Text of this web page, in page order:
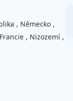
, Německo ,
Francie , Nizozemí ,